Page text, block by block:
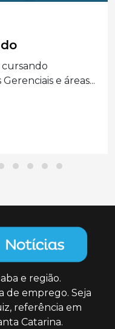
e áreas...
e região.
de emprego. Seja
referência em
Catarina.